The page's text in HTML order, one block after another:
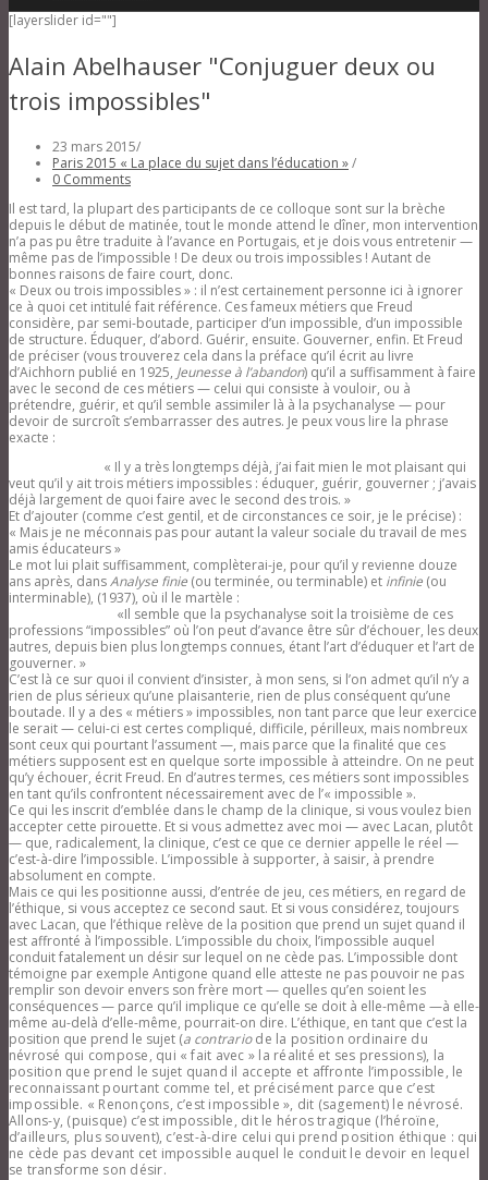
[layerslider id=""]
Alain Abelhauser "Conjuguer deux ou
trois impossibles"
23 mars 2015/
Paris 2015 « La place du sujet dans l’éducation »/
0 Comments
Il est tard, la plupart des participants de ce colloque sont sur la brèche
depuis le début de matinée, tout le monde attend le dîner, mon intervention
n’a pas pu être traduite à l’avance en Portugais, et je dois vous entretenir —
même pas de l’impossible ! De deux ou trois impossibles ! Autant de
bonnes raisons de faire court, donc.
« Deux ou trois impossibles » : il n’est certainement personne ici à ignorer
ce à quoi cet intitulé fait référence. Ces fameux métiers que Freud
considère, par semi-boutade, participer d’un impossible, d’un impossible
de structure. Éduquer, d’abord. Guérir, ensuite. Gouverner, enfin. Et Freud
de préciser (vous trouverez cela dans la préface qu’il écrit au livre
d’Aichhorn publié en 1925, Jeunesse à l’abandon) qu’il a suffisamment à faire
avec le second de ces métiers — celui qui consiste à vouloir, ou à
prétendre, guérir, et qu’il semble assimiler là à la psychanalyse — pour
devoir de surcroît s’embarrasser des autres. Je peux vous lire la phrase
exacte :
« Il y a très longtemps déjà, j’ai fait mien le mot plaisant qui
veut qu’il y ait trois métiers impossibles : éduquer, guérir, gouverner ; j’avais
déjà largement de quoi faire avec le second des trois. »
Et d’ajouter (comme c’est gentil, et de circonstances ce soir, je le précise) :
« Mais je ne méconnais pas pour autant la valeur sociale du travail de mes
amis éducateurs »
Le mot lui plait suffisamment, complèterai-je, pour qu’il y revienne douze
ans après, dansAnalyse finie (ou terminée, ou terminable) et infinie (ou
interminable), (1937), où il le martèle :
«Il semble que la psychanalyse soit la troisième de ces
professions “impossibles” où l’on peut d’avance être sûr d’échouer, les deux
autres, depuis bien plus longtemps connues, étant l’art d’éduquer et l’art de
gouverner. »
C’est là ce sur quoi il convient d’insister, à mon sens, si l’on admet qu’il n’y a
rien de plus sérieux qu’une plaisanterie, rien de plus conséquent qu’une
boutade. Il y a des « métiers » impossibles, non tant parce que leur exercice
le serait — celui-ci est certes compliqué, difficile, périlleux, mais nombreux
sont ceux qui pourtant l’assument —, mais parce que la finalité que ces
métiers supposent est en quelque sorte impossible à atteindre. On ne peut
qu’y échouer, écrit Freud. En d’autres termes, ces métiers sont impossibles
en tant qu’ils confrontent nécessairement avec de l’« impossible ».
Ce qui les inscrit d’emblée dans le champ de la clinique, si vous voulez bien
accepter cette pirouette. Et si vous admettez avec moi — avec Lacan, plutôt
— que, radicalement, la clinique, c’est ce que ce dernier appelle le réel —
c’est-à-dire l’impossible. L’impossible à supporter, à saisir, à prendre
absolument en compte.
Mais ce qui les positionne aussi, d’entrée de jeu, ces métiers, en regard de
l’éthique, si vous acceptez ce second saut. Et si vous considérez, toujours
avec Lacan, que l’éthique relève de la position que prend un sujet quand il
est affronté à l’impossible. L’impossible du choix, l’impossible auquel
conduit fatalement un désir sur lequel on ne cède pas. L’impossible dont
témoigne par exemple Antigone quand elle atteste ne pas pouvoir ne pas
remplir son devoir envers son frère mort — quelles qu’en soient les
conséquences — parce qu’il implique ce qu’elle se doit à elle-même —à elle-
même au-delà d’elle-même, pourrait-on dire. L’éthique, en tant que c’est la
position que prend le sujet (a contrariode la position ordinaire du
névrosé qui compose, qui « fait avec » la réalité et ses pressions), la
position que prend le sujet quand il accepte et affronte l’impossible, le
reconnaissant pourtant comme tel, et précisément parce que c’est
impossible. « Renonçons, c’est impossible », dit (sagement) le névrosé.
Allons-y, (puisque) c’est impossible, dit le héros tragique (l’héroïne,
d’ailleurs, plus souvent), c’est-à-dire celui qui prend position éthique : qui
ne cède pas devant cet impossible auquel le conduit le devoir en lequel
se transforme son désir.